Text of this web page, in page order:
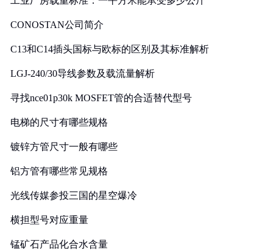
CONOSTAN公司简介
C13和C14插头国标与欧标的区别及其标准解析
LGJ-240/30导线参数及载流量解析
寻找nce01p30k MOSFET管的合适替代型号
电梯的尺寸有哪些规格
镀锌方管尺寸一般有哪些
铝方管有哪些常见规格
光线传媒参投三国的星空爆冷
横担型号对应重量
锰矿石产品化合水含量